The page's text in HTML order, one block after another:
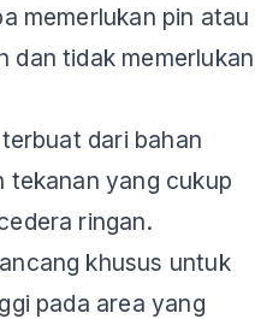
memerlukan pin atau
dan tidak memerlukan
dari bahan
tekanan yang cukup
ringan.
khusus untuk
pada area yang